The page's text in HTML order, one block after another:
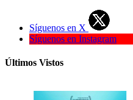
Síguenos en X
Síguenos en Instagram
Últimos Vistos